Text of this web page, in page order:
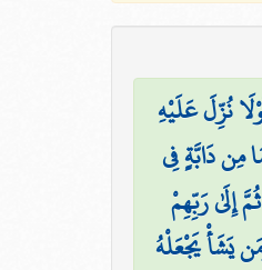
نُزِّلَ عَلَيْهِ
مِن دَابَّةٍ فِي
إِلَىٰ رَبِّهِمْ
يَشَأْ يَجْعَلْهُ